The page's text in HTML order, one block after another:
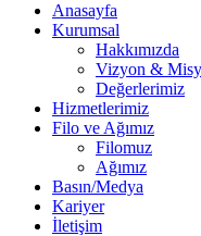
Anasayfa
Kurumsal
Hakkımızda
Vizyon &
Değerlerimiz
Hizmetlerimiz
Filo ve Ağımız
Filomuz
Ağımız
Basın/Medya
Kariyer
İletişim